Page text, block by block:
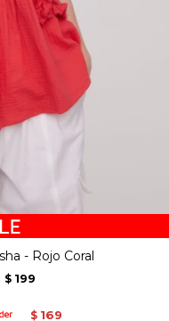
- Rojo Coral
$ 199
$ 169